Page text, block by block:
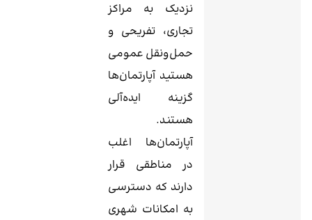
نزدیک به مراکز
تجاری، تفریحی و
حمل‌ونقل عمومی
هستید آپارتمان‌ها
گزینه ایده‌آلی
هستند.
آپارتمان‌ها اغلب
در مناطقی قرار
دارند که دسترسی
به امکانات شهری